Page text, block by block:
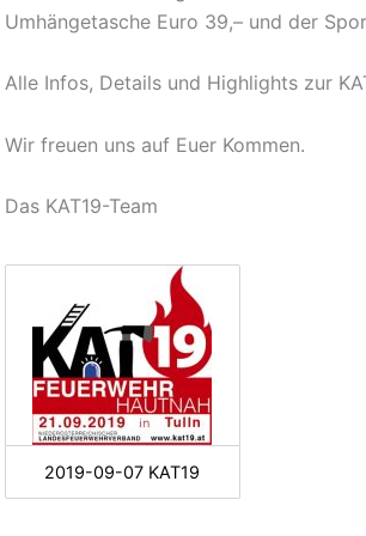
Umhängetasche Euro 39,– und der
Alle Infos, Details und Highlights zur
Wir freuen uns auf Euer Kommen.
Das KAT19-Team
2019-09-07 KAT19